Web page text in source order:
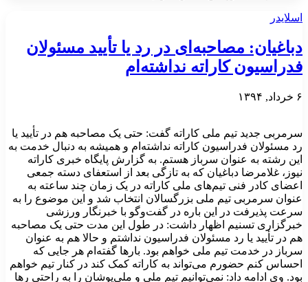
اسلایدر
دباغیان: مصاحبه‌ای در رد یا تأیید مسئولان
فدراسیون کاراته نداشته‌ام
۶ خرداد, ۱۳۹۴
سرمربی جدید تیم ملی کاراته گفت: حتی یک مصاحبه هم در تأیید یا
رد مسئولان فدراسیون کاراته نداشته‌ام و همیشه به دنبال خدمت به
این رشته به عنوان سرباز هستم. به گزارش پایگاه خبری کاراته
نیوز، غلامرضا دباغیان که به تازگی بعد از استعفای دسته جمعی
اعضای کادر فنی تیم‌های ملی کاراته در یک زمان چند ساعته به
عنوان سرمربی تیم ملی بزرگسالان انتخاب شد و این موضوع را به
سرعت پذیرفت در این باره در گفت‌وگو با خبرنگار ورزشی
خبرگزاری تسنیم اظهار داشت: در طول این مدت حتی یک مصاحبه
هم در تأیید یا رد مسئولان فدراسیون نداشتم و حالا هم به عنوان
سرباز در خدمت تیم ملی خواهم بود. بارها گفته‌ام هر جایی که
احساس کنم حضورم می‌تواند به کاراته کمک کند در کنار تیم خواهم
بود. وی ادامه داد: نمی‌توانیم تیم ملی و ملی‌پوشان را به راحتی رها